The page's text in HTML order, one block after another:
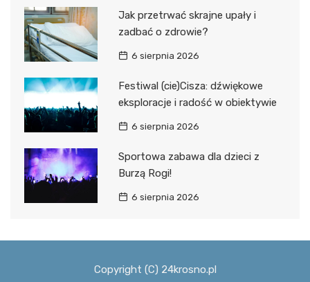
Jak przetrwać skrajne upały i
zadbać o zdrowie?
6 sierpnia 2026
Festiwal (cie)Cisza: dźwiękowe
eksploracje i radość w obiektywie
6 sierpnia 2026
Sportowa zabawa dla dzieci z
Burzą Rogi!
6 sierpnia 2026
Copyright (C) 24krosno.pl